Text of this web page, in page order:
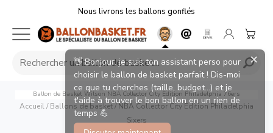
Nous livrons les ballons gonflés
Ballon de Basket Wilson NBA Collector City Edition Philadelphia 76ers
Accueil/ Ballons de basket/NBA Collector City Edition Philadelphia
Sixers
👋 Bonjour, je suis ton assistant perso pour
choisir le ballon de basket parfait ! Dis-moi
ce que tu cherches (taille, budget...) et je
t'aide à trouver le bon ballon en un rien de
temps 💪
×